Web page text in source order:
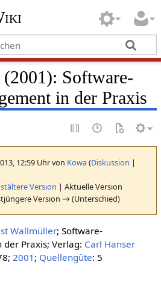
Software-
in der Praxis
12:59 Uhr von Kowa(Diskussion |
Version | Aktuelle Version
Version → (Unterschied)
Wallmüller; Software-
Praxis; Verlag: Carl Hanser
2001 ; Quellengüte: 5